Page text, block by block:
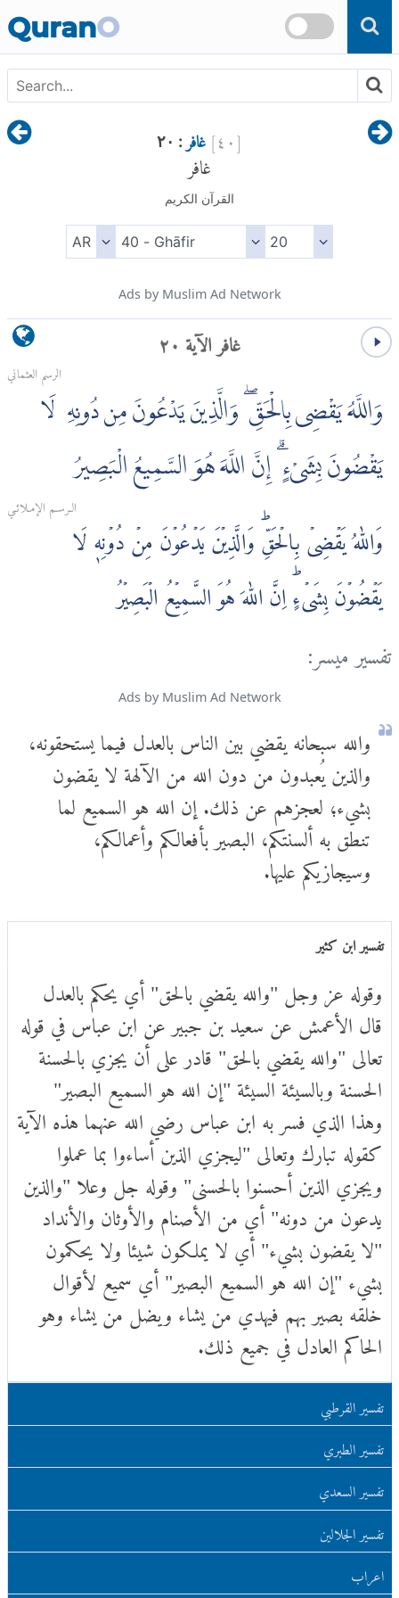
Skip to main content
QuranO
[٤٠]غافر : ٢٠ غافر
القرآن الكريم
Ads by Muslim Ad Network
غافر الآية ٢٠
الرسم العثماني
وَاللَّهُ يَقْضِى بِالْحَقِّ ۖ وَالَّذِينَ يَدْعُونَ مِن دُونِهِۦ لَا
يَقْضُونَ بِشَىْءٍ ۗ إِنَّ اللَّهَ هُوَ السَّمِيعُ الْبَصِيرُ
الـرسـم الإمـلائـي
وَاللّٰهُ يَقۡضِىۡ بِالۡحَقِّؕ وَالَّذِيۡنَ يَدۡعُوۡنَ مِنۡ دُوۡنِهٖ لَا
يَقۡضُوۡنَ بِشَىۡءٍؕ اِنَّ اللّٰهَ هُوَ السَّمِيۡعُ الۡبَصِيۡرُ
تفسير ميسر:
Ads by Muslim Ad Network
والله سبحانه يقضي بين الناس بالعدل فيما يستحقونه،
والذين يُعبدون من دون الله من الآلهة لا يقضون
بشيء؛ لعجزهم عن ذلك. إن الله هو السميع لما
تنطق به ألسنتكم، البصير بأفعالكم وأعمالكم،
وسيجازيكم عليها.
تفسير ابن كثير
وقوله عز وجل "والله يقضي بالحق" أي يحكم بالعدل
قال الأعمش عن سعيد بن جبير عن ابن عباس في قوله
تعالى "والله يقضي بالحق" قادر على أن يجزي بالحسنة
الحسنة وبالسيئة السيئة "إن الله هو السميع البصير"
وهذا الذي فسر به ابن عباس رضي الله عنهما هذه الآية
كقوله تبارك وتعالى "ليجزي الذين أساءوا بما عملوا
ويجزي الذين أحسنوا بالحسنى" وقوله جل وعلا "والذين
يدعون من دونه" أي من الأصنام والأوثان والأنداد
"لا يقضون بشيء" أي لا يملكون شيئا ولا يحكمون
بشيء "إن الله هو السميع البصير" أي سميع لأقوال
خلقه بصير بهم فيهدي من يشاء ويضل من يشاء وهو
الحاكم العادل في جميع ذلك.
تفسير القرطبي
تفسير الطبري
تفسير السعدي
تفسير الجلالين
اعراب